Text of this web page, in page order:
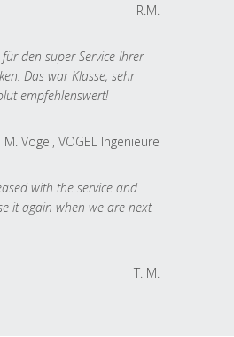
R.M.
den super Service Ihrer
Das war Klasse, sehr
empfehlenswert!
M. Vogel, VOGEL Ingenieure
with the service and
it again when we are next
T. M.